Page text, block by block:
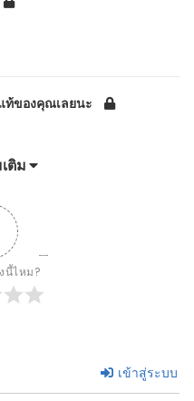
ของคุณเลยนะ
!
าย
ติม
นี้ไหม?
เข้าสู่ระบบ